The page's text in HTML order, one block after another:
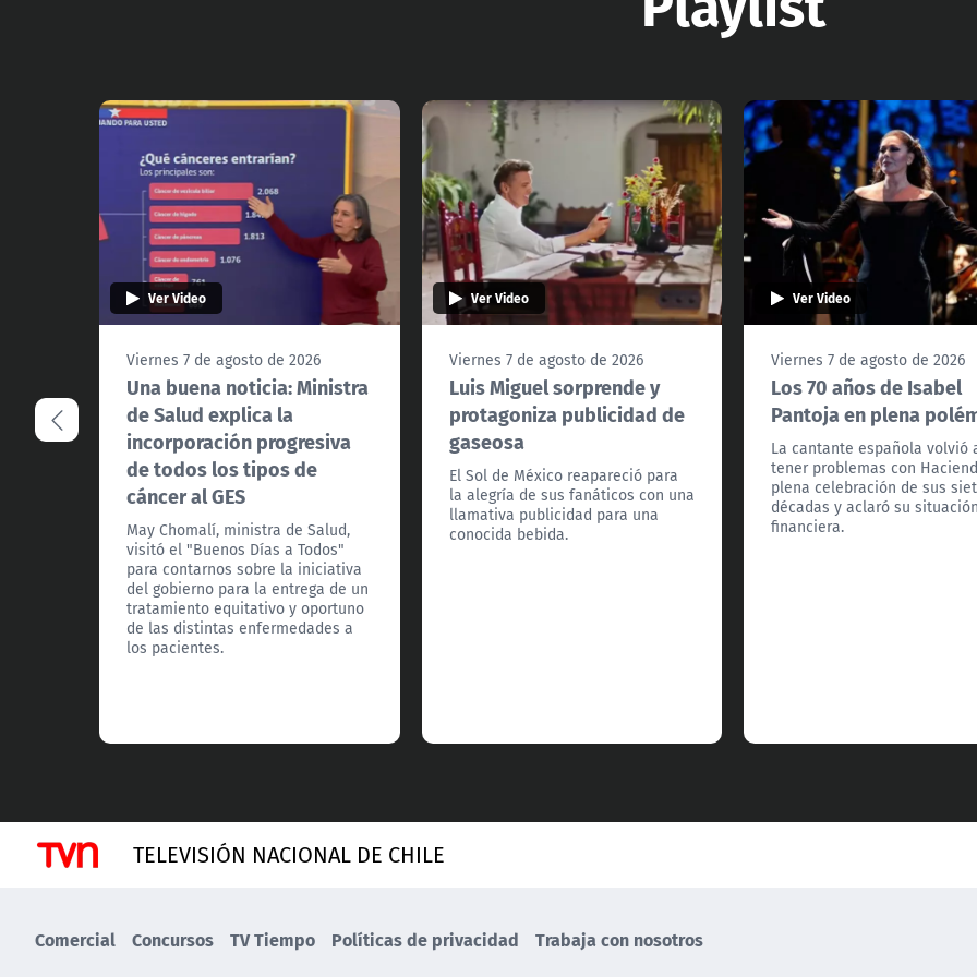
Ver Video
Viernes 7 de agosto de 2026
Una buena noticia: Ministra
de Salud explica la
incorporación progresiva
de todos los tipos de
cáncer al GES
May Chomalí, ministra de Salud,
visitó el "Buenos Días a Todos"
para contarnos sobre la iniciativa
del gobierno para la entrega de un
tratamiento equitativo y oportuno
de las distintas enfermedades a
los pacientes.
Ver Video
Viernes 7 de agosto de 2026
Luis Miguel sorprende y
protagoniza publicidad de
gaseosa
El Sol de México reapareció para
la alegría de sus fanáticos con una
llamativa publicidad para una
conocida bebida.
Ver Video
Viernes 7 de agosto de 2026
Los 70 años de Isabel
Pantoja en plena
La cantante española volvió
tener problemas con
plena celebración de sus
décadas y aclaró su situación
financiera.
TELEVISIÓN NACIONAL DE CHILE
Comercial Concursos TV Tiempo Políticas de privacidad Trabaja con nosotros